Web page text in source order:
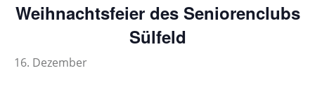
Weihnachtsfeier des Seniorenclubs
Sülfeld
16. Dezember